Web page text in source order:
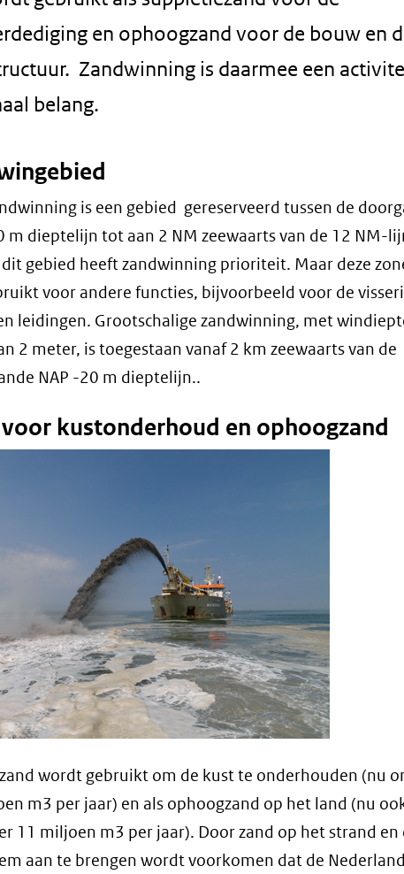
en ophoogzand voor de bouw en
Zandwinning is daarmee een
belang.
is een gebied gereserveerd tussen de
m dieptelijn tot aan 2 NM zeewaarts van de 12 NM-
gebied heeft zandwinning prioriteit. Maar deze
voor andere functies, bijvoorbeeld voor de
leidingen. Grootschalige zandwinning, met
2 meter, is toegestaan vanaf 2 km zeewaarts van de
NAP -20 m dieptelijn..
kustonderhoud en ophoogzand
wordt gebruikt om de kust te onderhouden (nu
m3 per jaar) en als ophoogzand op het land (nu
11 miljoen m3 per jaar). Door zand op het strand en
aan te brengen wordt voorkomen dat de